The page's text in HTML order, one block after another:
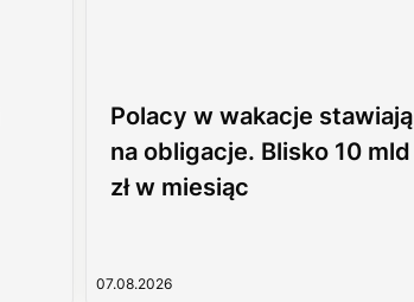
Polacy w wakacje stawiają
na obligacje. Blisko 10 mld
zł w miesiąc
07.08.2026